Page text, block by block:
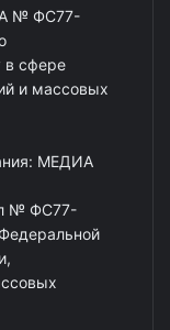
№ ФС77-
в сфере
и массовых
МЕДИА
№ ФС77-